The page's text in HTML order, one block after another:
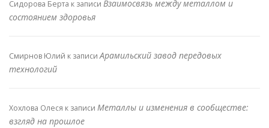
Сидорова Берта к записи Взаимосвязь между металлом и
состоянием здоровья
Смирнов Юлий к записиАрамильский завод передовых
технологий
Хохлова Олеся к записи Металлы и изменения в сообществе:
взгляд на прошлое